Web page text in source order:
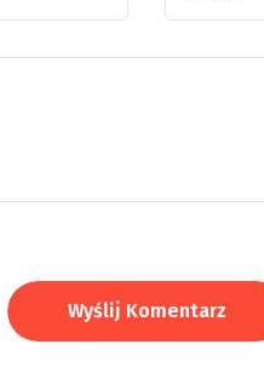
Wyślij Komentarz